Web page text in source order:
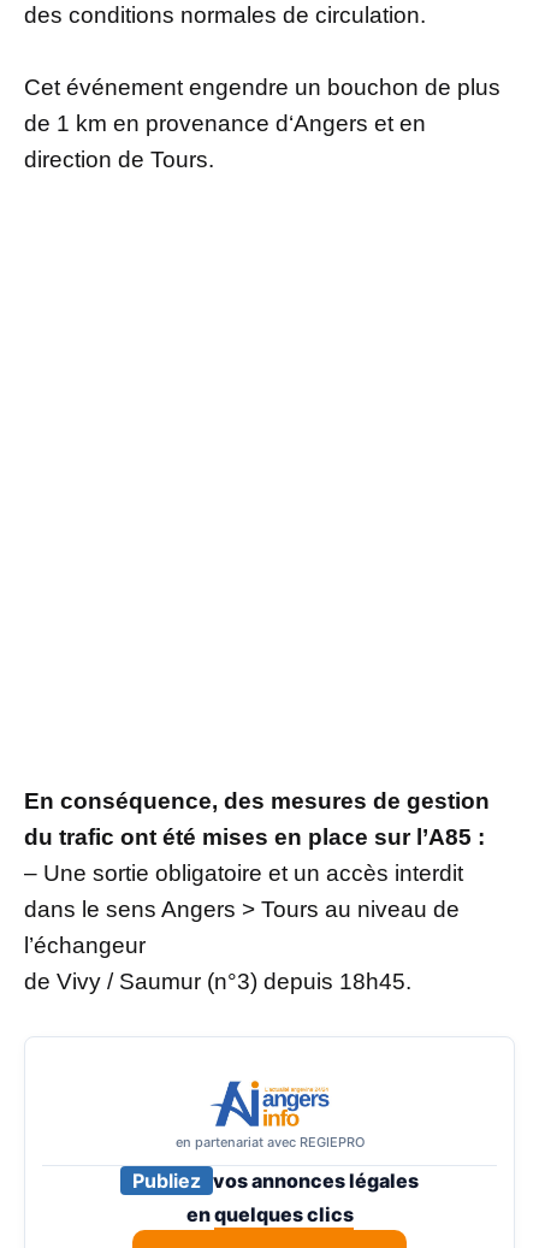
des conditions normales de circulation.
Cet événement engendre un bouchon de plus
de 1 km en provenance d‘Angers et en
direction de Tours.
En conséquence, des mesures de gestion
du trafic ont été mises en place sur l’A85 :
– Une sortie obligatoire et un accès interdit
dans le sens Angers > Tours au niveau de
l’échangeur
de Vivy / Saumur (n°3) depuis 18h45.
en partenariat avec REGIEPRO
Publiez vos annonces légales
enquelques clics